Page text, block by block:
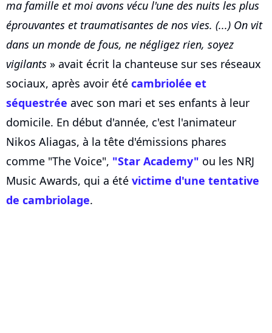
ma famille et moi avons vécu l'une des nuits les plus
éprouvantes et traumatisantes de nos vies. (...) On vit
dans un monde de fous, ne négligez rien, soyez
vigilants » avait écrit la chanteuse sur ses réseaux
sociaux, après avoir été cambriolée et
séquestrée avec son mari et ses enfants à leur
domicile. En début d'année, c'est l'animateur
Nikos Aliagas, à la tête d'émissions phares
comme "The Voice", "Star Academy" ou les NRJ
Music Awards, qui a été victime d'une tentative
de cambriolage.